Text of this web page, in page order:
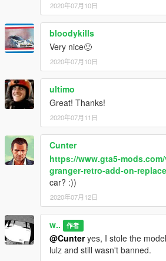
2020年07月10日
bloodykills
Very nice🙂
2020年07月10日
ultimo
Great! Thanks!
2020年07月11日
Cunter
https://www.gta5-
granger-retro-add-on-replace
car? :))
2020年07月12日
w.. 作者
@Cunteryes, I stole the
lulz and still wasn't banned.